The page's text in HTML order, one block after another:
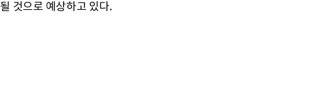
될 것으로 예상하고 있다.